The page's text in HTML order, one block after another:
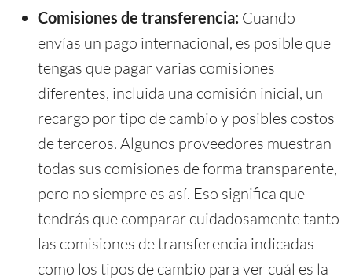
Comisiones de transferencia: Cuando
envías un pago internacional, es posible que
tengas que pagar varias comisiones
diferentes, incluida una comisión inicial, un
recargo por tipo de cambio y posibles costos
de terceros. Algunos proveedores muestran
todas sus comisiones de forma transparente,
pero no siempre es así. Eso significa que
tendrás que comparar cuidadosamente tanto
las comisiones de transferencia indicadas
como los tipos de cambio para ver cuál es la